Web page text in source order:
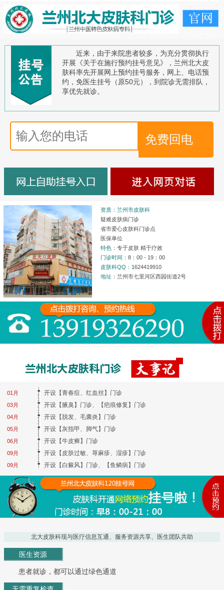
近来，由于来院患者较多，为充分贯彻执行
开展《关于在施行预约挂号意见》，兰州北大皮
肤科率先开展网上预约挂号服务，网上、电话预
约，免医生挂号（原50元），到院诊无需排队，
享优先就诊。
资质：兰州市皮肤科
疑难皮肤病门诊
省市爱心皮肤科门诊点
医保单位
特色：专于皮肤 精于疗效
门诊时间：8：00 - 19：00
皮肤科QQ： 1624419910
地址： 兰州市七里河区西园街道2号
01月
03月
04月
05月
06月
09月
09月
开设【青春痘、红血丝】门诊
开设【腋臭】门诊、【疤痕修复】门诊
开设【脱发、毛囊炎】门诊
开设【灰指甲、脚气】门诊
开设【牛皮癣】门诊
开设【皮肤过敏、荨麻疹、湿疹】门诊
开设【白癜风】门诊、【鱼鳞病】门诊
北大皮肤科现与医疗信息互通、服务资源共享、医生团队共助
医生资源
患者就诊，都可以通过绿色通道